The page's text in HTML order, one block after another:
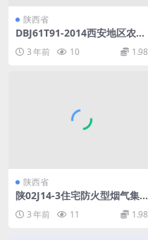
陕西省
DBJ61T91-2014西安地区农村
居住建筑节能技术规范[附条文
说明].pdf
3 年前 10 1.98
陕西省
陕02J14-3住宅防火型烟气集
3 年前 11 1.98